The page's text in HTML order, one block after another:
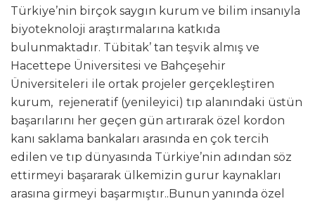
Türkiye’nin birçok saygın kurum ve bilim insanıyla
biyoteknoloji araştırmalarına katkıda
bulunmaktadır. Tübitak’ tan teşvik almış ve
Hacettepe Üniversitesi ve Bahçeşehir
Üniversiteleri ile ortak projeler gerçekleştiren
kurum, rejeneratif (yenileyici) tıp alanındaki üstün
başarılarını her geçen gün artırarak özel kordon
kanı saklama bankaları arasında en çok tercih
edilen ve tıp dünyasında Türkiye’nin adından söz
ettirmeyi başararak ülkemizin gurur kaynakları
arasına girmeyi başarmıştır..Bunun yanında özel